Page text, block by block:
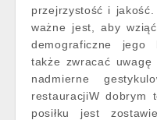
przejrzystość i
ważne jest, aby
demograficzne jego
także zwracać
nadmierne
restauracjiW dobrym
posiłku jest